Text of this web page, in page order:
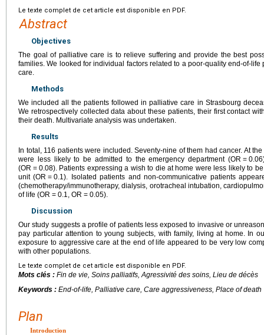
Le texte complet de cet article est disponible en PDF.
Abstract
Objectives
The goal of palliative care is to relieve suffering and provide the best
families. We looked for individual factors related to a poor-quality end-of-
care.
Methods
We included all the patients followed in palliative care in Strasbourg
We retrospectively collected data about these patients, their first contact
their death. Multivariate analysis was undertaken.
Results
In total, 116 patients were included. Seventy-nine of them had cancer. At
were less likely to be admitted to the emergency department (OR =
(OR = 0.08). Patients expressing a wish to die at home were less likely to
unit (OR = 0.1). Isolated patients and non-communicative patients
(chemotherapy/immunotherapy, dialysis, orotracheal intubation,
of life (OR = 0.1, OR = 0.05).
Discussion
Our study suggests a profile of patients less exposed to invasive or
pay particular attention to young subjects, with family, living at home. In
exposure to aggressive care at the end of life appeared to be very low
with other populations.
Le texte complet de cet article est disponible en PDF.
Mots clés : Fin de vie, Soins palliatifs, Agressivité des soins, Lieu de décès
Keywords : End-of-life, Palliative care, Care aggressiveness, Place of death
Plan
Introduction